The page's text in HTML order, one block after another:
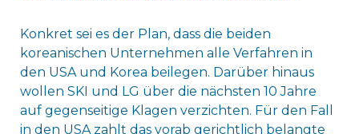
Konkret sei es der Plan, dass die beiden
koreanischen Unternehmen alle Verfahren in
den USA und Korea beilegen. Darüber hinaus
wollen SKI und LG über die nächsten 10 Jahre
auf gegenseitige Klagen verzichten. Für den Fall
in den USA zahlt das vorab gerichtlich belangte